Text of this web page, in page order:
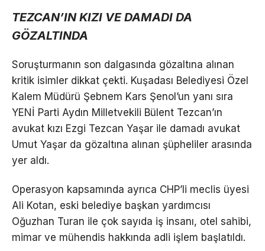
TEZCAN’IN KIZI VE DAMADI DA
GÖZALTINDA
Soruşturmanın son dalgasında gözaltına alınan
kritik isimler dikkat çekti. Kuşadası Belediyesi Özel
Kalem Müdürü Şebnem Kars Şenol’un yanı sıra
YENİ Parti Aydın Milletvekili Bülent Tezcan’ın
avukat kızı Ezgi Tezcan Yaşar ile damadı avukat
Umut Yaşar da gözaltına alınan şüpheliler arasında
yer aldı.
Operasyon kapsamında ayrıca CHP’li meclis üyesi
Ali Kotan, eski belediye başkan yardımcısı
Oğuzhan Turan ile çok sayıda iş insanı, otel sahibi,
mimar ve mühendis hakkında adli işlem başlatıldı.